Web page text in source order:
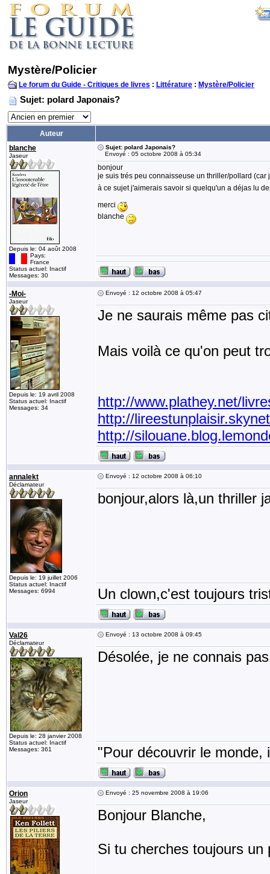
Mystère/Policier
Le forum du Guide - Critiques de livres : Littérature : Mystère/Policier
Sujet: polard Japonais?
Auteur
blanche
Jaseur
Depuis le: 04 août 2008
Pays:
France
Status actuel: Inactif
Messages: 30
Sujet: polard Japonais?
Envoyé : 05 octobre 2008 à 05:34
bonjour
je suis trés peu connaisseuse un thriller/pollard (car
à ce sujet j'aimerais savoir si quelqu'un a déjas lu
merci
blanche
-Moi-
Jaseur
Depuis le: 19 avril 2008
Status actuel: Inactif
Messages: 34
Envoyé : 12 octobre 2008 à 05:47
Je ne saurais même pas
Mais voilà ce qu'on peut
http://www.plathey.net/
http://
http://
annalekt
Déclamateur
Depuis le: 19 juillet 2006
Status actuel: Inactif
Messages: 6994
Envoyé : 12 octobre 2008 à 06:10
bonjour,alors là,un thriller
Un clown,c'est toujours
Val26
Déclamateur
Depuis le: 28 janvier 2008
Status actuel: Inactif
Messages: 361
Envoyé : 13 octobre 2008 à 09:45
Désolée, je ne connais pas
"Pour découvrir le
Orion
Jaseur
Envoyé : 25 novembre 2008 à 19:06
Bonjour Blanche,
Si tu cherches toujours